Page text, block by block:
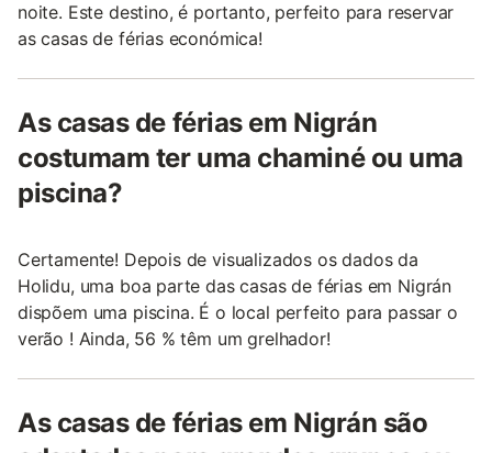
noite. Este destino, é portanto, perfeito para reservar
as casas de férias económica!
As casas de férias em Nigrán
costumam ter uma chaminé ou uma
piscina?
Certamente! Depois de visualizados os dados da
Holidu, uma boa parte das casas de férias em Nigrán
dispõem uma piscina. É o local perfeito para passar o
verão ! Ainda, 56 % têm um grelhador!
As casas de férias em Nigrán são